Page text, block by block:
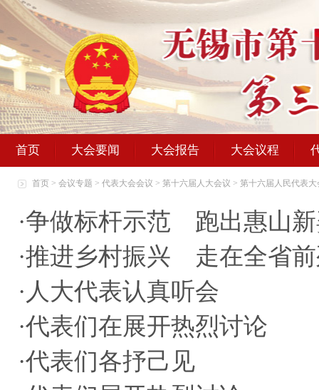
首页 大会要闻 大会报告 大会议程
首页 > 会议专题 > 代表大会会议 > 第十六届人大会议 > 第十六届人民代表
·争做标杆示范 跑出惠山
·推进乡村振兴 走在全省
· 人大代表认真听会
·代表们在展开热烈讨论
·代表们各抒己见